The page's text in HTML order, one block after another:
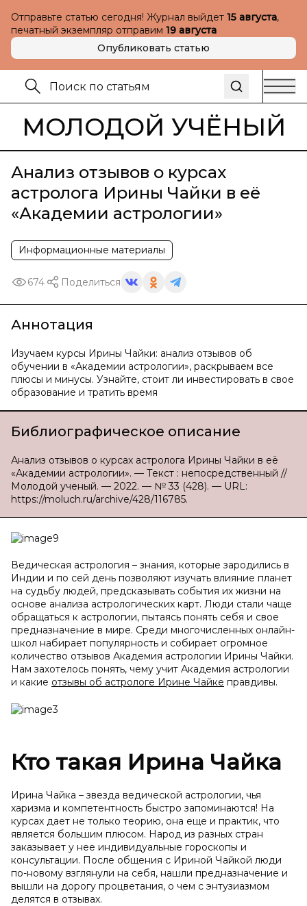
Отправьте статью сегодня! Журнал выйдет 15 августа,
печатный экземпляр отправим 19 августа
Опубликовать статью
МОЛОДОЙ УЧЁНЫЙ
Анализ отзывов о курсах
астролога Ирины Чайки в её
«Академии астрологии»
Информационные материалы
674 Поделиться
Аннотация
Изучаем курсы Ирины Чайки: анализ отзывов об
обучении в «Академии астрологии», раскрываем все
плюсы и минусы. Узнайте, стоит ли инвестировать в свое
образование и тратить время
Библиографическое описание
Анализ отзывов о курсах астролога Ирины Чайки в её
«Академии астрологии». — Текст : непосредственный //
Молодой ученый. — 2022. — № 33 (428). — URL:
https://moluch.ru/archive/428/116785.
Ведическая астрология – знания, которые зародились в
Индии и по сей день позволяют изучать влияние планет
на судьбу людей, предсказывать события их жизни на
основе анализа астрологических карт. Люди стали чаще
обращаться к астрологии, пытаясь понять себя и свое
предназначение в мире. Среди многочисленных онлайн-
школ набирает популярность и собирает огромное
количество отзывов Академия астрологии Ирины Чайки.
Нам захотелось понять, чему учит Академия астрологии
и какие отзывы об астрологе Ирине Чайке правдивы.
Кто такая Ирина Чайка
Ирина Чайка – звезда ведической астрологии, чья
харизма и компетентность быстро запоминаются! На
курсах дает не только теорию, она еще и практик, что
является большим плюсом. Народ из разных стран
заказывает у нее индивидуальные гороскопы и
консультации. После общения с Ириной Чайкой люди
по-новому взглянули на себя, нашли предназначение и
вышли на дорогу процветания, о чем с энтузиазмом
делятся в отзывах.